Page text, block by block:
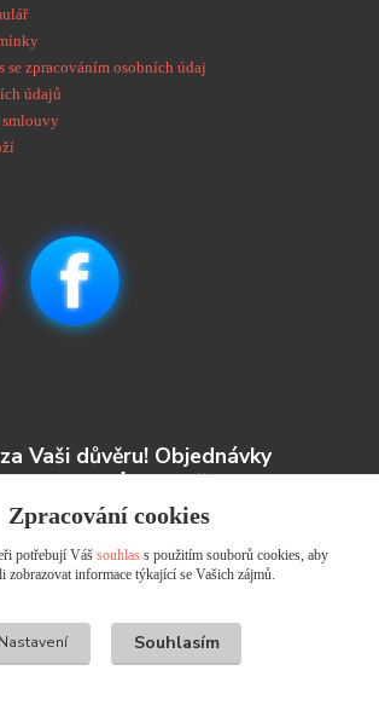
se zpracováním osobních údaj
údajů
smlouvy
Vaši důvěru! Objednávky
48 hodin. 📩 Na vaše e-maily
24 hodin.
681
Zpracování cookies
potřebují Váš souhlass použitím souborů cookies, aby
zobrazovat informace týkající se Vašich zájmů.
Nastavení Souhlasím